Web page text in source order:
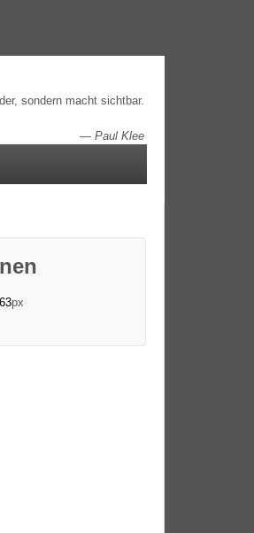
sondern macht sichtbar.
—Paul Klee
px